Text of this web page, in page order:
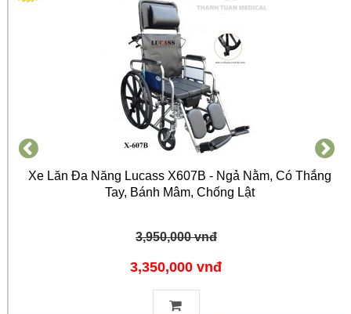
Xe Lăn Đa Năng Lucass X607B - Ngả Nằm, Có Thắng
Tay, Bánh Mâm, Chống Lật
3,950,000 vnđ
3,350,000 vnđ